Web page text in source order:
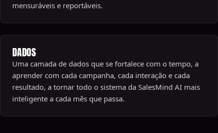
mensuráveis e reportáveis.
DADOS
Uma camada de dados que se fortalece com o tempo, a
aprender com cada campanha, cada interação e cada
resultado, a tornar todo o sistema da SalesMind AI mais
inteligente a cada mês que passa.